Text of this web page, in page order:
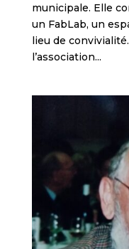
municipale. Elle
un FabLab, un
lieu de
l’association...